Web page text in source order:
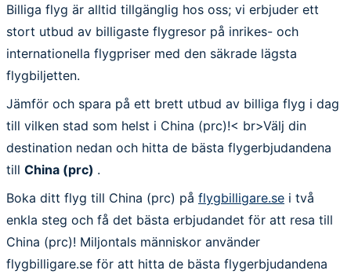
Billiga flyg är alltid tillgänglig hos oss; vi erbjuder ett
stort utbud av billigaste flygresor på inrikes- och
internationella flygpriser med den säkrade lägsta
flygbiljetten.
Jämför och spara på ett brett utbud av billiga flyg i dag
till vilken stad som helst i China (prc)!< br>Välj din
destination nedan och hitta de bästa flygerbjudandena
till China (prc) .
Boka ditt flyg till China (prc) på flygbilligare.se i två
enkla steg och få det bästa erbjudandet för att resa till
China (prc)! Miljontals människor använder
flygbilligare.se för att hitta de bästa flygerbjudandena